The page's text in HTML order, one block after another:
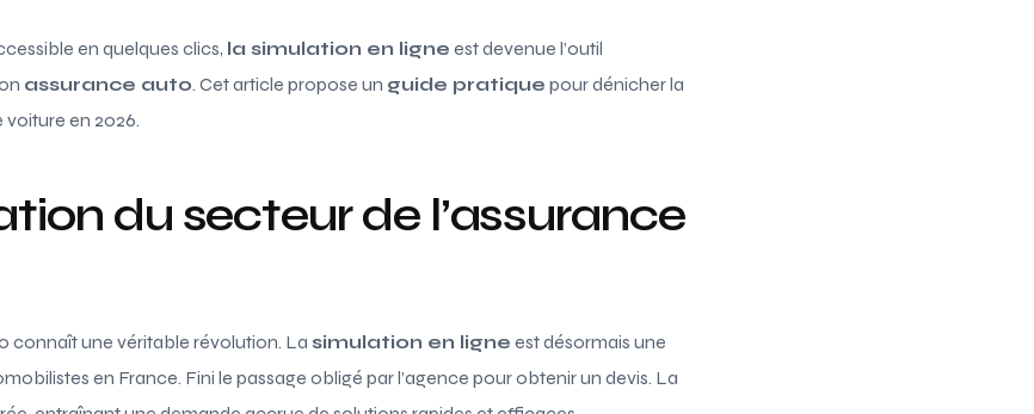
en quelques clics, la simulation en ligne est devenue l’outil
assurance auto. Cet article propose un guide pratique pour dénicher la
en 2026.
du secteur de l’assurance
connaît une véritable révolution. La simulation en ligne est désormais une
en France. Fini le passage obligé par l’agence pour obtenir un devis. La